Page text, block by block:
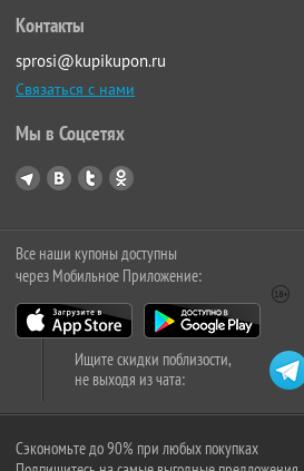
Контакты
sprosi@kupikupon.ru
Связаться с нами
Мы в Соцсетях
Все наши купоны доступны
через Мобильное Приложение:
Ищите скидки поблизости,
не выходя из чата:
Сэкономьте до 90% при любых покупках